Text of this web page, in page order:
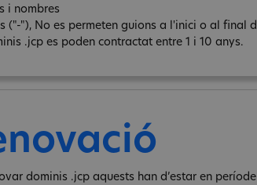
i nombres
("-"), No es permeten guions a l'inici o al final
.jcp es poden contractat entre 1 i 10 anys.
dominis .jcp aquests han d’estar en